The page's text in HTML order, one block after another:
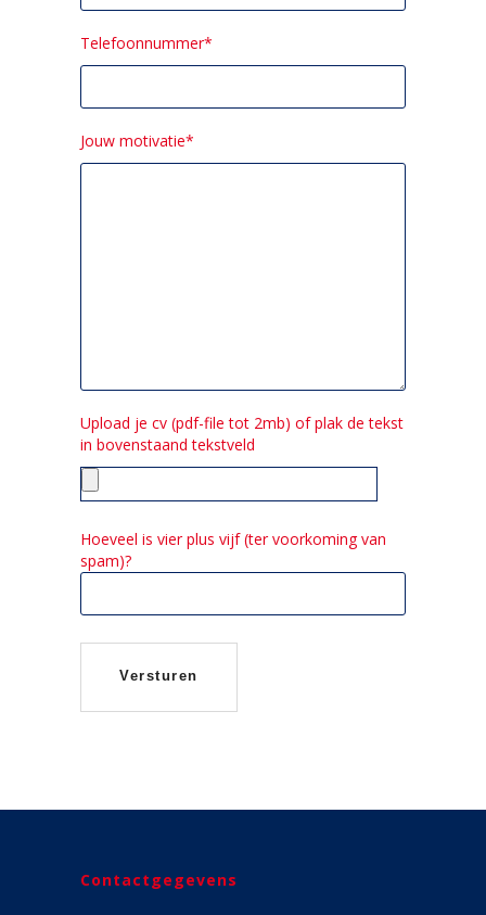
Telefoonnummer*
Jouw motivatie*
Upload je cv (pdf-file tot 2mb) of plak de tekst
in bovenstaand tekstveld
Hoeveel is vier plus vijf (ter voorkoming van
spam)?
Contactgegevens